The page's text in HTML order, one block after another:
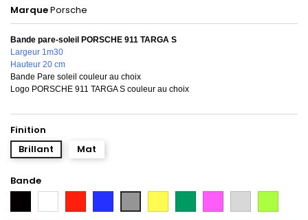
MarquePorsche
Bande pare-soleil PORSCHE 911 TARGA S
Largeur 1m30
Hauteur 20 cm
Bande Pare soleil couleur au choix
Logo PORSCHE 911 TARGA S couleur au choix
Finition
Brillant
Mat
Bande
ArgentCitron